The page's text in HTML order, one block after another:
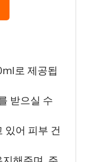
로 제공됩
받으실 수
있어 피부 건